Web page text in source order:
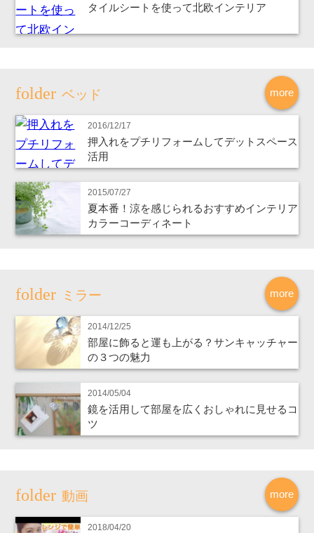
タイルシートを使って北欧インテリア
more
ベッド
2016/12/17
押入れをプチリフォームしてデットスペース
活用
2015/07/27
夏本番！涼を感じられるおすすめインテリア
カラーコーディネート
more
ミラー
2014/12/25
部屋に飾ると運も上がる？サンキャッチャー
の３つの魅力
2014/05/04
鏡を活用して部屋を広くおしゃれに見せるコ
ツ
more
動画
2018/04/20